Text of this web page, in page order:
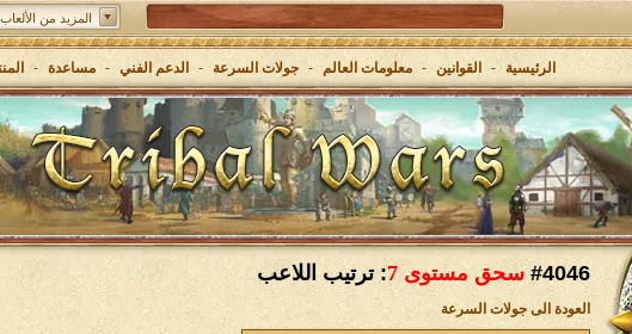
المزيد من
Grepolis - ابنٍ إمبراطوريتك في اليونان القديمة
الرئيسية
- القوانين - معلومات العالم - جولات السرعة - الدعم الفني - مساعدة -
#4046 سحق مستوى 7 : ترتيب اللاعب
العودة الى جولات السرعة